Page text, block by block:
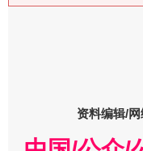
资料编辑/网